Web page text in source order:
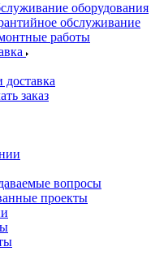
оборудования
обслуживание
работы
доставка
заказ
вопросы
проекты